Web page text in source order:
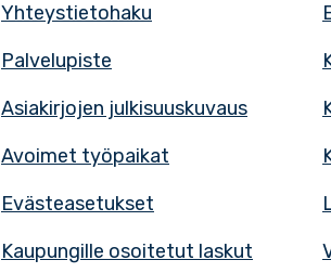
Yhteystietohaku
Palvelupiste
Asiakirjojen julkisuuskuvaus
Avoimet työpaikat
Evästeasetukset
Kaupungille osoitetut laskut